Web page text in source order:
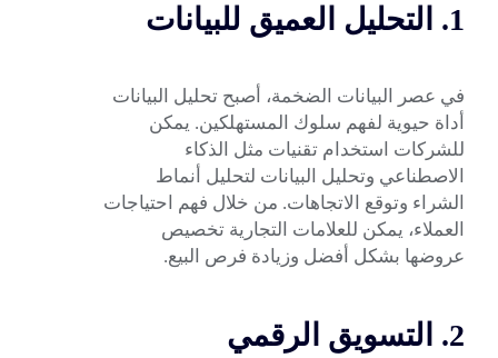
1. التحليل العميق للبيانات
في عصر البيانات الضخمة، أصبح تحليل البيانات
أداة حيوية لفهم سلوك المستهلكين. يمكن
للشركات استخدام تقنيات مثل الذكاء
الاصطناعي وتحليل البيانات لتحليل أنماط
الشراء وتوقع الاتجاهات. من خلال فهم احتياجات
العملاء، يمكن للعلامات التجارية تخصيص
عروضها بشكل أفضل وزيادة فرص البيع.
2. التسويق الرقمي